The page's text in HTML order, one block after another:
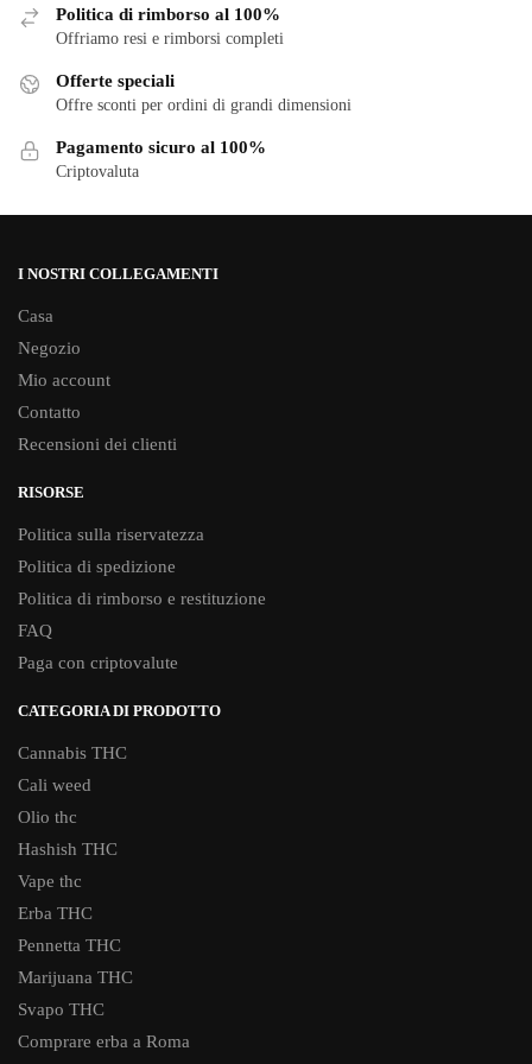
Politica di rimborso al 100%
Offriamo resi e rimborsi completi
Offerte speciali
Offre sconti per ordini di grandi dimensioni
Pagamento sicuro al 100%
Criptovaluta
I NOSTRI COLLEGAMENTI
Casa
Negozio
Mio account
Contatto
Recensioni dei clienti
RISORSE
Politica sulla riservatezza
Politica di spedizione
Politica di rimborso e restituzione
FAQ
Paga con criptovalute
CATEGORIA DI PRODOTTO
Cannabis THC
Cali weed
Olio thc
Hashish THC
Vape thc
Erba THC
Pennetta THC
Marijuana THC
Svapo THC
Comprare erba a Roma